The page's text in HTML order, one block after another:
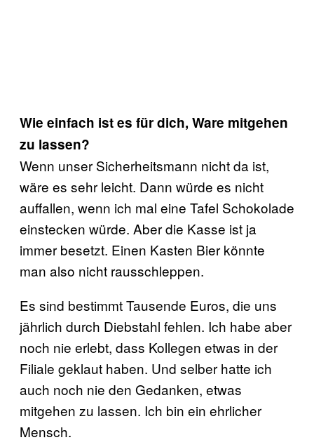
Wie einfach ist es für dich, Ware mitgehen
zu lassen?
Wenn unser Sicherheitsmann nicht da ist,
wäre es sehr leicht. Dann würde es nicht
auffallen, wenn ich mal eine Tafel Schokolade
einstecken würde. Aber die Kasse ist ja
immer besetzt. Einen Kasten Bier könnte
man also nicht rausschleppen.
Es sind bestimmt Tausende Euros, die uns
jährlich durch Diebstahl fehlen. Ich habe aber
noch nie erlebt, dass Kollegen etwas in der
Filiale geklaut haben. Und selber hatte ich
auch noch nie den Gedanken, etwas
mitgehen zu lassen. Ich bin ein ehrlicher
Mensch.